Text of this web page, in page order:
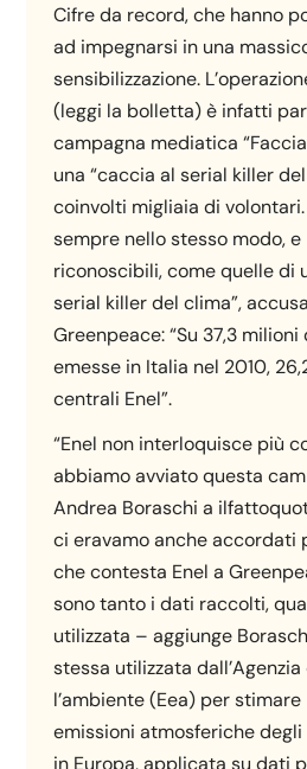
Cifre da record, che hanno
ad impegnarsi in una
sensibilizzazione.
(leggi la bolletta) è infatti
campagna mediatica
una “caccia al serial killer
coinvolti migliaia di volontari.
sempre nello stesso modo,
riconoscibili, come quelle di
serial killer del clima”,
Greenpeace: “Su 37,3
emesse in Italia nel 2010,
centrali Enel”.
“Enel non interloquisce più
abbiamo avviato questa
Andrea Boraschi a
ci eravamo anche accordati
che contesta Enel a
sono tanto i dati raccolti,
utilizzata – aggiunge
stessa utilizzata
l’ambiente (Eea) per
emissioni atmosferiche
in Europa, applicata su dati